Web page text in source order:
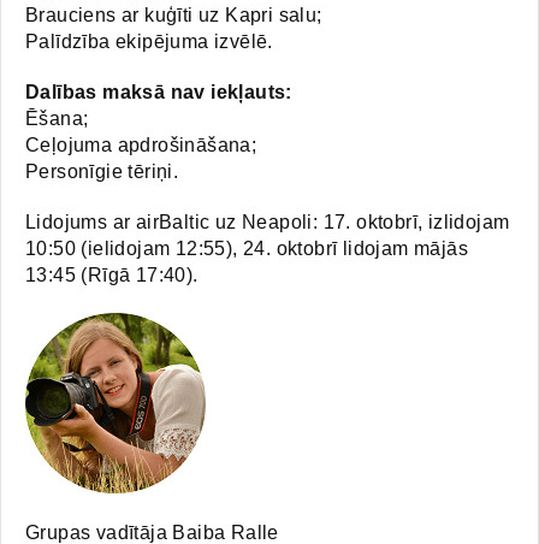
Brauciens ar kuģīti uz Kapri salu;
Palīdzība ekipējuma izvēlē.
Dalības maksā nav iekļauts:
Ēšana;
Ceļojuma apdrošināšana;
Personīgie tēriņi.
Lidojums ar airBaltic uz Neapoli: 17. oktobrī, izlidojam
10:50 (ielidojam 12:55), 24. oktobrī lidojam mājās
13:45 (Rīgā 17:40).
Grupas vadītāja Baiba Ralle